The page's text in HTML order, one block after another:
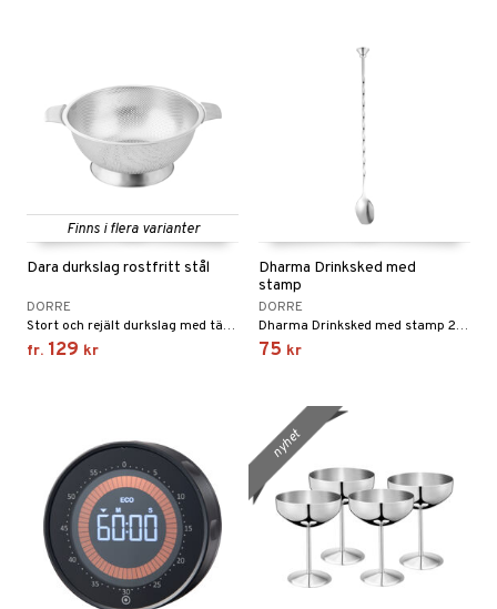
Finns i flera varianter
Dara durkslag rostfritt stål
DORRE
Stort och rejält durkslag med täta hål.
fr. 129 kr
Dharma Drinksked med
stamp
DORRE
Dharma Drinksked med stamp 28 cm.
75 kr
nyhet